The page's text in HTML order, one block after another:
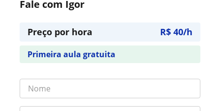
Fale com Igor
Preço por hora R$ 40/h
Primeira aula gratuita